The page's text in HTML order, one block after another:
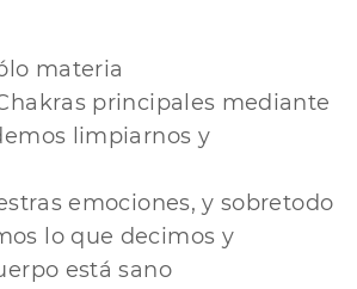
materia
principales mediante
limpiarnos y
emociones, y sobretodo
lo que decimos y
está sano